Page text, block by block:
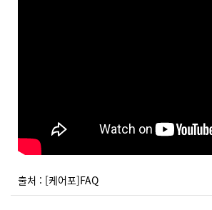
출처 : [케어포]FAQ